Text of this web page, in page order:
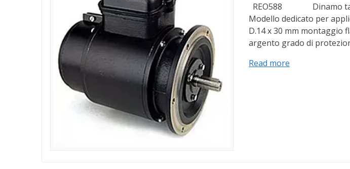
REO588 Dinamo
Modello dedicato per
D.14 x 30 mm montaggio
argento grado di
Read more